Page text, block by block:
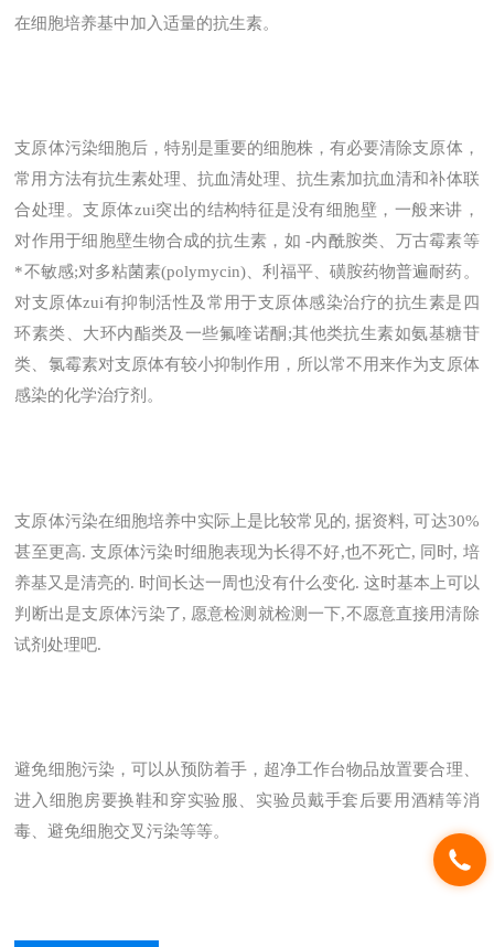
在细胞培养基中加入适量的抗生素。
支原体污染细胞后，特别是重要的细胞株，有必要清除支原体，
常用方法有抗生素处理、抗血清处理、抗生素加抗血清和补体联
合处理。支原体zui突出的结构特征是没有细胞壁，一般来讲，
对作用于细胞壁生物合成的抗生素，如 -内酰胺类、万古霉素等
*不敏感;对多粘菌素(polymycin)、利福平、磺胺药物普遍耐药。
对支原体zui有抑制活性及常用于支原体感染治疗的抗生素是四
环素类、大环内酯类及一些氟喹诺酮;其他类抗生素如氨基糖苷
类、氯霉素对支原体有较小抑制作用，所以常不用来作为支原体
感染的化学治疗剂。
支原体污染在细胞培养中实际上是比较常见的, 据资料, 可达30%
甚至更高. 支原体污染时细胞表现为长得不好,也不死亡, 同时, 培
养基又是清亮的. 时间长达一周也没有什么变化. 这时基本上可以
判断出是支原体污染了, 愿意检测就检测一下,不愿意直接用清除
试剂处理吧.
避免细胞污染，可以从预防着手，超净工作台物品放置要合理、
进入细胞房要换鞋和穿实验服、实验员戴手套后要用酒精等消
毒、避免细胞交叉污染等等。